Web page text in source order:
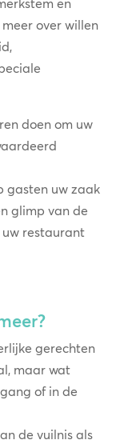
en
over willen
doen om uw
gasten uw zaak
glimp van de
restaurant
gerechten
maar wat
of in de
de vuilnis als